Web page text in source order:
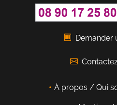
Demander
À propos / Qui